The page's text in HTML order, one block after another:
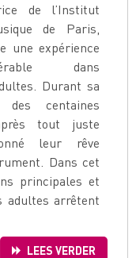
de l’Institut
de Paris,
une expérience
dans
Durant sa
centaines
tout juste
leur rêve
Dans cet
principales et
adultes arrêtent
LEES VERDER